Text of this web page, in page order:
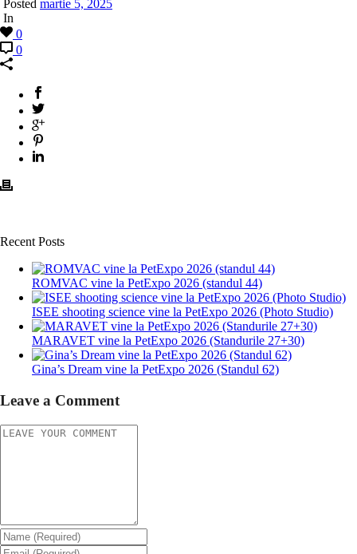
Posted martie 5, 2025
In
0
0
Recent Posts
ROMVAC vine la PetExpo 2026 (standul 44)
ISEE shooting science vine la PetExpo 2026 (Photo Studio)
MARAVET vine la PetExpo 2026 (Standurile 27+30)
Gina’s Dream vine la PetExpo 2026 (Standul 62)
Leave a Comment